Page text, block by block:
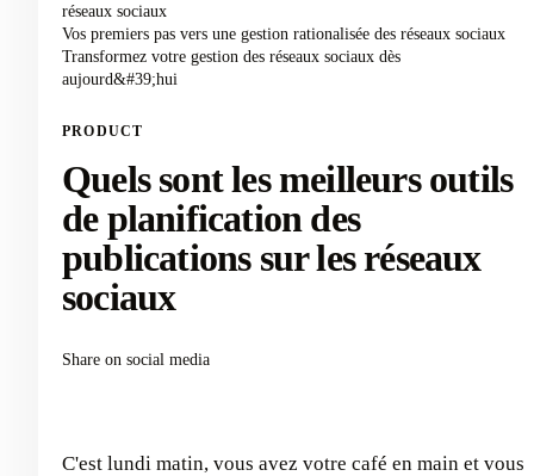
réseaux sociaux
Vos premiers pas vers une gestion rationalisée des réseaux sociaux
Transformez votre gestion des réseaux sociaux dès
aujourd&#39;hui
PRODUCT
Quels sont les meilleurs outils
de planification des
publications sur les réseaux
sociaux
Share on social media
C'est lundi matin, vous avez votre café en main et vous